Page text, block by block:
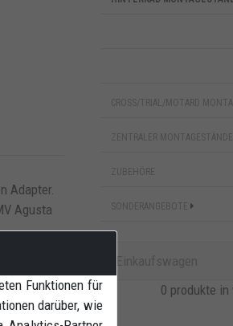
Adapter.
Agusta
CROSS/TRIAL/MOTARD
ZENTRALER
ZUBEHÖRE
SONDERANGEBOTE
0 produkte in
Funktionen für
darüber, wie